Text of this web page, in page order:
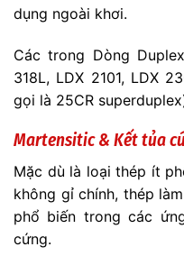
dụng ngoài khơi.
Các trong Dòng
318L, LDX 2101, LDX
gọi là 25CR
Martensitic & Kết tủa
Mặc dù là loại thép ít
không gỉ chính, thép
phổ biến trong các
cứng.